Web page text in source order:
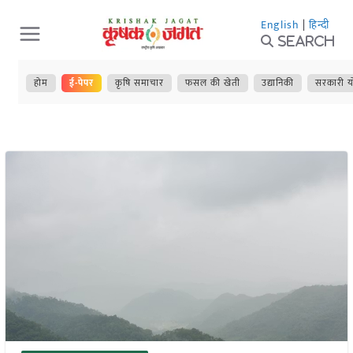
Skip
to
content
English | हिन्दी
Search
होम ई-पेपर कृषि समाचार फसल की खेती उद्यानिकी सरकारी